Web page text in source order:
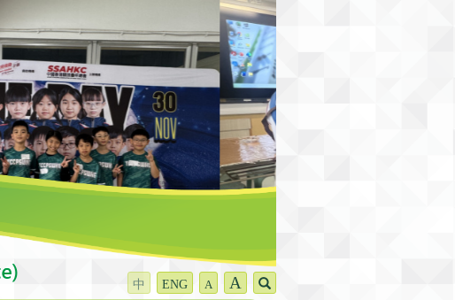
中 ENG A A